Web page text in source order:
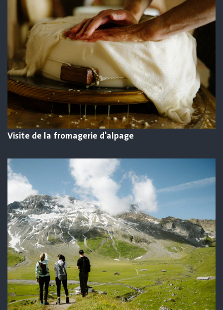
Visite de la fromagerie d'alpage